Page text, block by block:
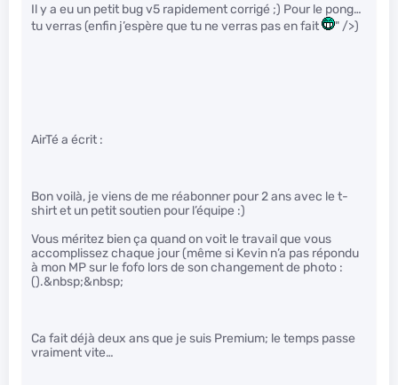
Il y a eu un petit bug v5 rapidement corrigé ;) Pour le pong…
tu verras (enfin j’espère que tu ne verras pas en fait
" />)
AirTé a écrit :
Bon voilà, je viens de me réabonner pour 2 ans avec le t-
shirt et un petit soutien pour l’équipe :)
Vous méritez bien ça quand on voit le travail que vous
accomplissez chaque jour (même si Kevin n’a pas répondu
à mon MP sur le fofo lors de son changement de photo :
().&nbsp;&nbsp;
Ca fait déjà deux ans que je suis Premium; le temps passe
vraiment vite…